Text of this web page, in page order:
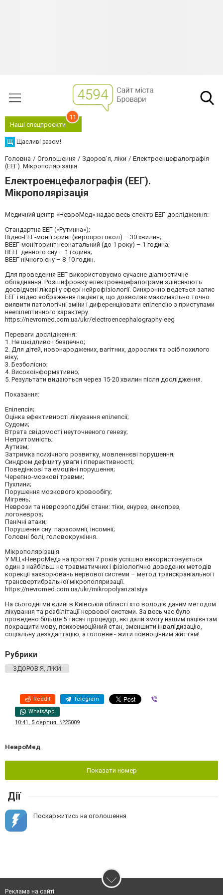
Наші спецпроєкти
11
Щ Щасливі разом!
Головна Оголошення Здоров'я, ліки
Електроенцефалографія
(ЕЕГ). Мікрополярізація
Електроенцефалографія (ЕЕГ).
Мікрополярізація
Медичний центр «НевроМед» надає весь спектр ЕЕГ-дослідження:
Стандартна ЕЕГ («Рутинна»);
Відео-ЕЕГ-моніторинг (європротокол) – 30 хвилин;
ВЕЕГ-моніторинг неонатальний (до 1 року) – 1 година;
ВЕЕГ денного сну – 1 година;
ВЕЕГ нічного сну – 8-10 годин.
Для проведення ЕЕГ використовуємо сучасне діагностичне
обладнання. Розшифровку електроенцефалограми здійснюють
досвідчені лікарі у сфері нейрофізіології. Синхронно ведеться запис
ЕЕГ і відео зображення пацієнта, що дозволяє максимально точно
виявити патологічні зміни і диференціювати епілепсію з приступами
неепілептичного характеру.
https://nevromed.com.ua/ukr/electroencephalography-eeg
Переваги дослідження:
1. Не шкідливо і безпечно;
2. Для дітей, новонароджених, вагітних, дорослих та осіб похилого
віку;
3. Безболісно;
4. Високоінформативно;
5. Результати видаються через 15-20 хвилин після дослідження.
Показання:
Епілепсія;
Оцінка ефективності лікування епілепсії;
Судоми;
Втрата свідомості неуточненого генезу;
Непритомність;
Аутизм;
Затримка психічного розвитку, мовленнєві порушення;
Синдром дефіциту уваги і гіперактивності;
Поведінкові та емоційні порушення;
Черепно-мозкові травми;
Пухлини;
Порушення мозкового кровообігу;
Мігрень;
Неврози та неврозоподібні стани: тіки, енурез, енкопрез,
логоневроз;
Панічні атаки;
Порушення сну: парасомнії, інсомнії;
Головні болі, головокружіння.
Мікрополярізація
У МЦ «НевроМед» на протязі 7 років успішно використовується
один з найбільш не травматичних і фізіологічно доведених методів
корекції захворювань нервової системи – метод транскраніальної і
трансвертибральної мікрополяризації.
https://nevromed.com.ua/ukr/mikropolyarizatsiya
На сьогодні ми єдині в Київській області хто володіє даним методом
лікування та реабілітації нервової системи. За весь час було
проведено більше 5 тисяч процедур, які дали змогу нашим пацієнтам
покращити мову, психоемоційний стан, зменшити інвалідизацію,
соціальну дезадаптацію, а головне - жити повноцінним життям!
Рубрики
ЗДОРОВ'Я, ЛІКИ
Reddit Telegram
WhatsApp
10:41, 5 серпня, №25009
НевроМед
Показати номер
Дії
Поскаржитись на оголошення
Реклама на сайті